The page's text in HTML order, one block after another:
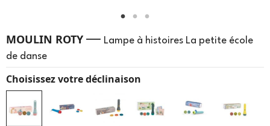
MOULIN ROTY — Lampe à histoires La petite école
de danse
Choisissez votre déclinaison